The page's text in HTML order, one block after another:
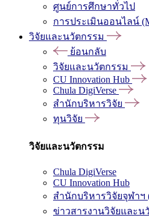
ศูนย์การศึกษาทั่วไป
การประเมินออนไลน์
วิจัยและนวัตกรรม
ย้อนกลับ
วิจัยและนวัตกรรม
CU Innovation Hub
Chula DigiVerse
สำนักบริหารวิจัย
ทุนวิจัย
วิจัยและนวัตกรรม
Chula DigiVerse
CU Innovation Hub
สำนักบริหารวิจัยจุฬาฯ
ข่าวสารงานวิจัยและน